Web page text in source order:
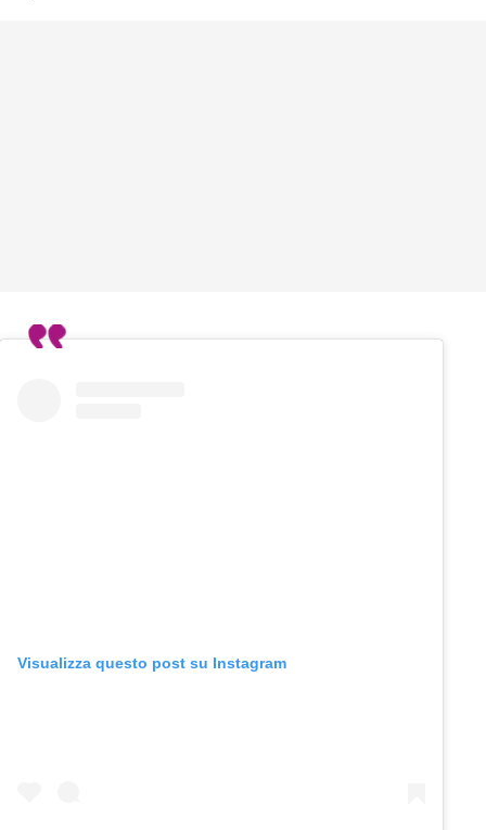
Visualizza questo post su Instagram